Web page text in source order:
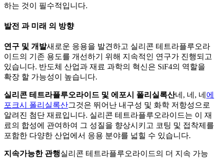
하는 것이 필수적입니다.
발전 과 미래 의 방향
연구 및 개발새로운 응용을 발견하고 실리콘 테트라플루오라
이드의 기존 용도를 개선하기 위해 지속적인 연구가 진행되고
있습니다. 반도체 산업과 재료 과학의 혁신은 SiF4의 역할을
확장 할 가능성이 높습니다.
실리콘 테트라플루오라이드 및 에포시 폴리실록산네, 네, 네 에
포크시 폴리실록산그것은 뛰어난 내구성 및 화학 저항성으로
알려진 첨단 재료입니다. 실리콘 테트라플루오라이드는 이 재
료의 합성에 관여하여 그 성질을 향상시키고 코팅 및 접착제를
포함한 다양한 산업에서 응용 분야를 넓힐 수 있습니다.
지속가능한 관행실리콘 테트라플루오라이드의 더 지속 가능